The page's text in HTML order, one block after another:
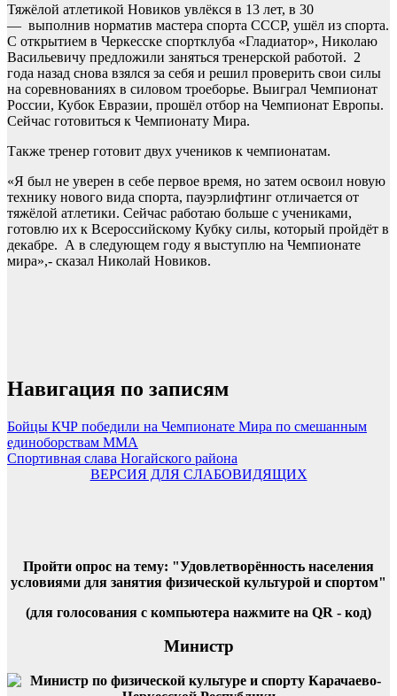
Тяжёлой атлетикой Новиков увлёкся в 13 лет, в 30
— выполнив норматив мастера спорта СССР, ушёл из спорта.
С открытием в Черкесске спортклуба «Гладиатор», Николаю
Васильевичу предложили заняться тренерской работой. 2
года назад снова взялся за себя и решил проверить свои силы
на соревнованиях в силовом троеборье. Выиграл Чемпионат
России, Кубок Евразии, прошёл отбор на Чемпионат Европы.
Сейчас готовиться к Чемпионату Мира.
Также тренер готовит двух учеников к чемпионатам.
«Я был не уверен в себе первое время, но затем освоил новую
технику нового вида спорта, пауэрлифтинг отличается от
тяжёлой атлетики. Сейчас работаю больше с учениками,
готовлю их к Всероссийскому Кубку силы, который пройдёт в
декабре. А в следующем году я выступлю на Чемпионате
мира»,- сказал Николай Новиков.
Навигация по записям
Бойцы КЧР победили на Чемпионате Мира по смешанным
единоборствам ММА
Спортивная слава Ногайского района
ВЕРСИЯ ДЛЯ СЛАБОВИДЯЩИХ
Пройти опрос на тему: "Удовлетворённость населения
условиями для занятия физической культурой и спортом"
(для голосования с компьютера нажмите на QR - код)
Министр